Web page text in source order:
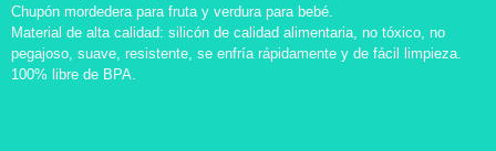
Chupón mordedera para fruta y verdura para bebé.
Material de alta calidad: silicón de calidad alimentaria, no tóxico, no
pegajoso, suave, resistente, se enfría rápidamente y de fácil limpieza.
100% libre de BPA.